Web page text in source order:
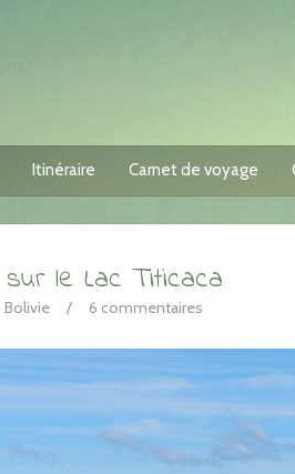
Itinéraire Carnet de voyage
le Lac Titicaca
Bolivie / 6 commentaires